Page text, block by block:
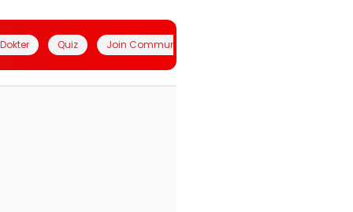
Quiz Join Community